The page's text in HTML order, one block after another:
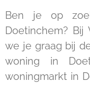
Ben je op
Doetinchem? Bij
we je graag bij
woning in
woningmarkt in